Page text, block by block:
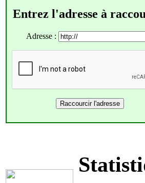
Entrez l'adresse à
Adresse :